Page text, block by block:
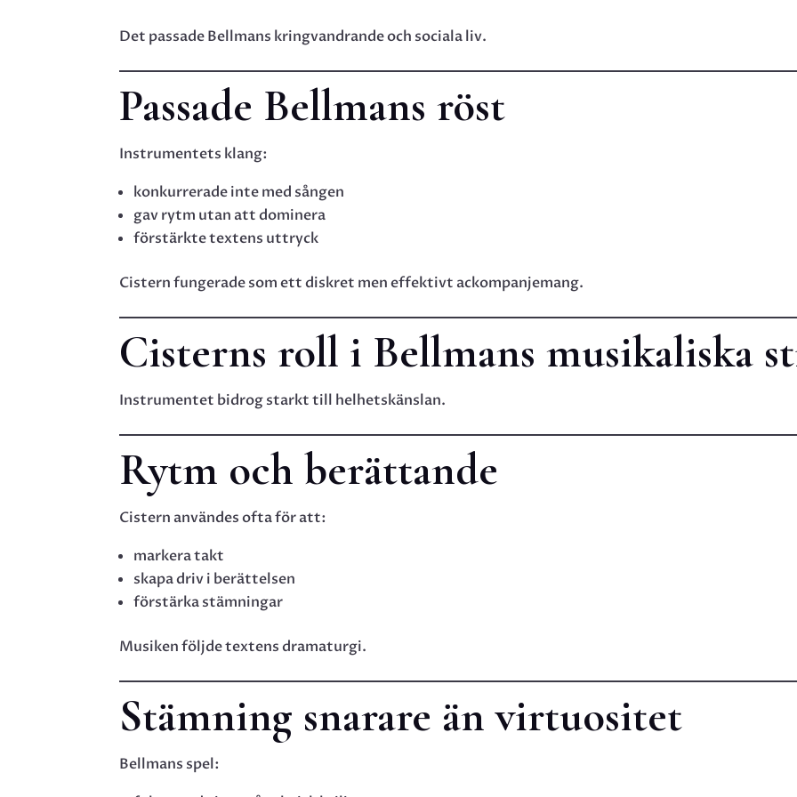
Det passade Bellmans kringvandrande och sociala liv.
Passade Bellmans röst
Instrumentets klang:
konkurrerade inte med sången
gav rytm utan att dominera
förstärkte textens uttryck
Cistern fungerade som ett diskret men effektivt ackompanjemang.
Cisterns roll i Bellmans musikaliska
Instrumentet bidrog starkt till helhetskänslan.
Rytm och berättande
Cistern användes ofta för att:
markera takt
skapa driv i berättelsen
förstärka stämningar
Musiken följde textens dramaturgi.
Stämning snarare än virtuositet
Bellmans spel: